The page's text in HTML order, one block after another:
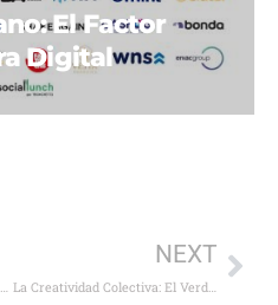
El Factor
Digital
NEXT